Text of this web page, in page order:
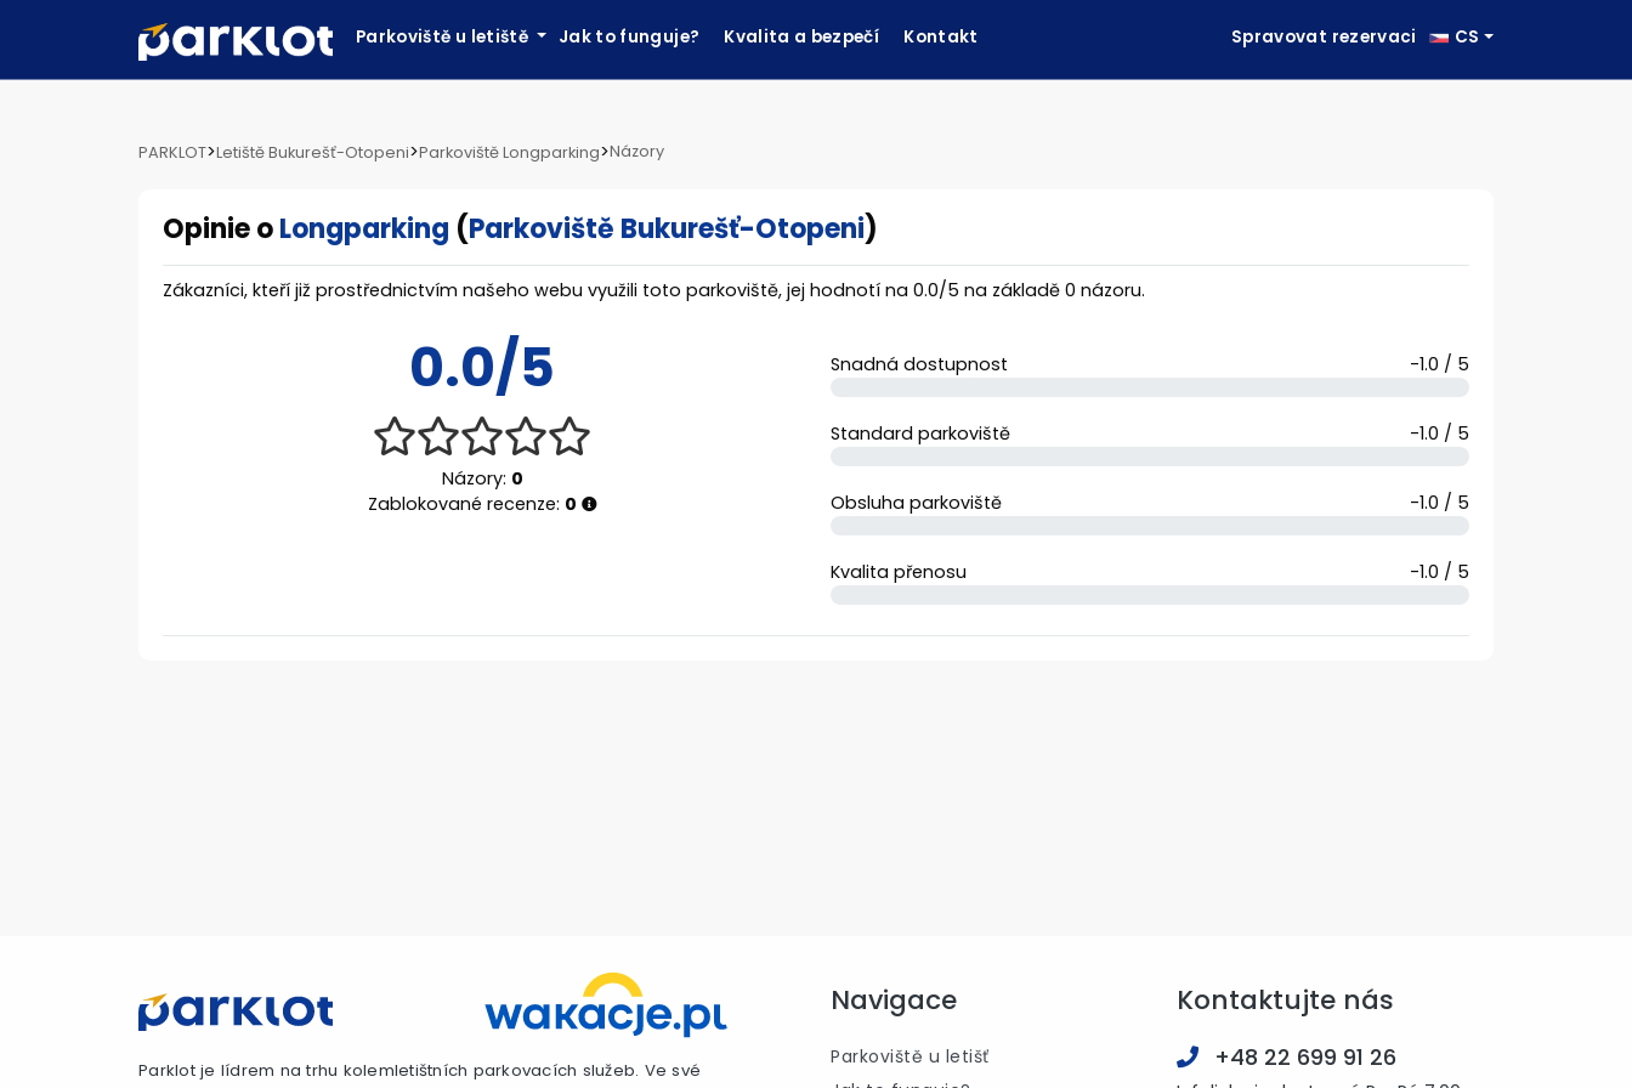
Parkoviště u letiště Jak to funguje? Kvalita a bezpečí Kontakt Spravovat rezervaci CS
PARKLOT>Letiště Bukurešť-Otopeni>Parkoviště Longparking>Názory
Opinie oLongparking (Parkoviště Bukurešť-Otopeni)
Zákazníci, kteří již prostřednictvím našeho webu využili toto parkoviště, jej hodnotí na 0.0/5 na základě 0 názoru.
0.0/5
Názory: 0
Zablokované recenze: 0
Snadná dostupnost -1.0 / 5
Standard parkoviště -1.0 / 5
Obsluha parkoviště -1.0 / 5
Kvalita přenosu -1.0 / 5
Parklot je lídrem na trhu kolemletištních parkovacích služeb. Ve své
Navigace
Parkoviště u letišť
Kontaktujte nás
+48 22 699 91 26